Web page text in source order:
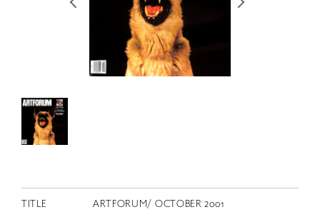
出演者
スカラシップ受賞者
CONTACT
TITLE ARTFORUM/ OCTOBER 2001